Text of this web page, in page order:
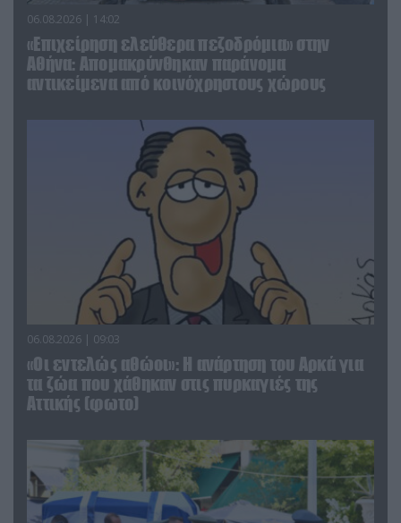
06.08.2026 | 14:02
«Επιχείρηση ελεύθερα πεζοδρόμια» στην
Αθήνα: Απομακρύνθηκαν παράνομα
αντικείμενα από κοινόχρηστους χώρους
06.08.2026 | 09:03
«Οι εντελώς αθώοι»: Η ανάρτηση του Αρκά για
τα ζώα που χάθηκαν στις πυρκαγιές της
Αττικής (φωτο)